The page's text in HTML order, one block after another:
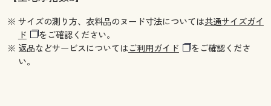
※ サイズの測り方、衣料品のヌード寸法については共通サイズガイ
ド
をご確認ください。
※ 返品などサービスについてはご利用ガイド
をご確認くださ
い。